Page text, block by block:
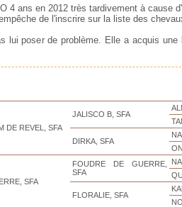
4 ans en 2012 très tardivement à cause
de l'inscrire sur la liste des
lui poser de problème. Elle a acquis une
DE REVEL, SFA
JALISCO B, SFA
DIRKA, SFA
SFA
FOUDRE DE GUERRE,
SFA
FLORALIE, SFA